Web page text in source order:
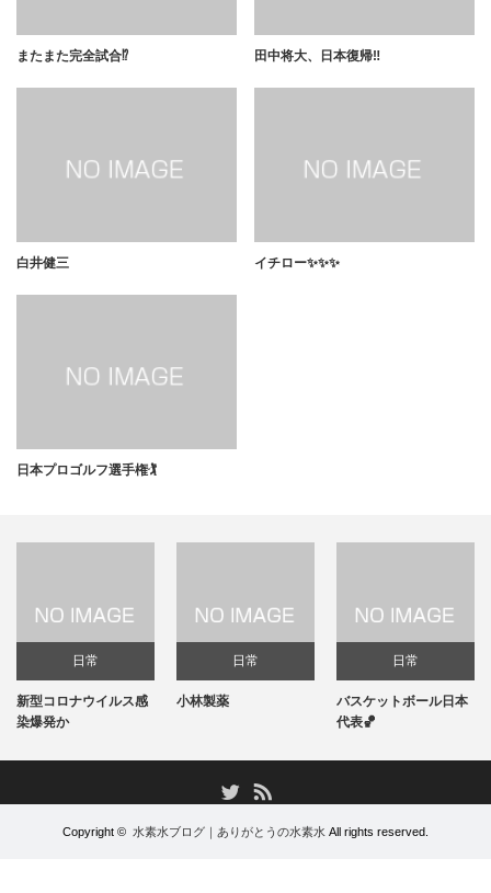
またまた完全試合⁉️ 田中将大、日本復帰‼️
白井健三 イチロー✨✨✨
日本プロゴルフ選手権🏌️
日常
新型コロナウイルス感
染爆発か
日常
小林製薬
日常
バスケットボール日本
代表🏀
Twitter
Copyright © 水素水ブログ｜ありがとうの水素水 All rights reserved.